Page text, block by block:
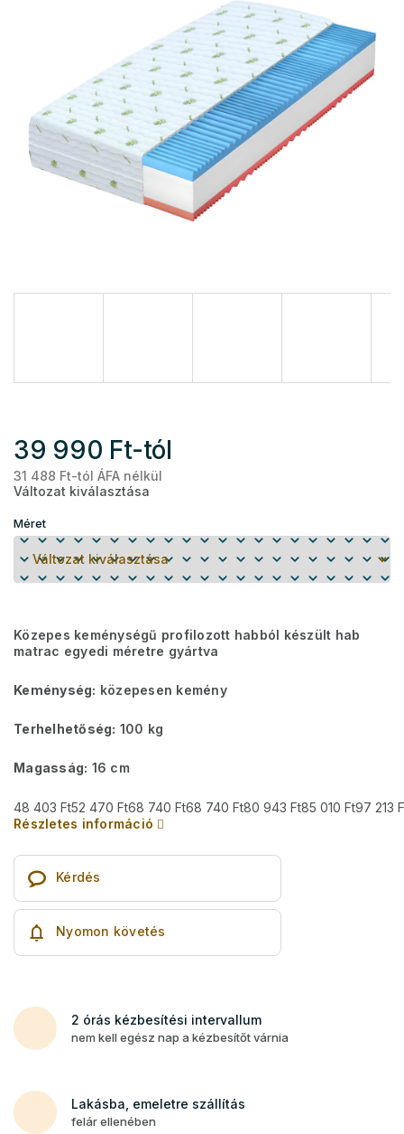
39 990 Ft-tól
31 488 Ft-tól ÁFA nélkül
Változat kiválasztása
Méret
Közepes keménységű profilozott habból készült hab
matrac egyedi méretre gyártva
Keménység: közepesen kemény
Terhelhetőség: 100 kg
Magasság: 16 cm
48 403 Ft52 470 Ft68 740 Ft68 740 Ft80 943 Ft85 010 Ft97 213
Részletes információ
Kérdés
Nyomon követés
2 órás kézbesítési intervallum
nem kell egész nap a kézbesítőt várnia
Lakásba, emeletre szállítás
felár ellenében